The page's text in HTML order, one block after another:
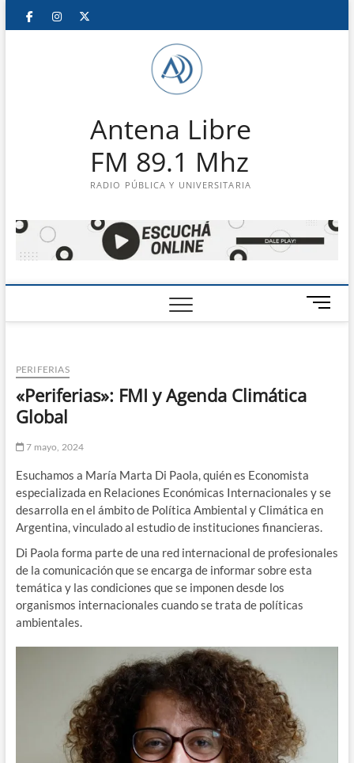
Saltar
FacebookInstagram
Antena Libre
FM 89.1 Mhz
RADIO PÚBLICA Y UNIVERSITARIA
B
o
PERIFERIAS
«Periferias»: FMI y Agenda Climática
Global
7 mayo, 2024
Esuchamos a María Marta Di Paola, quién es Economista
especializada en Relaciones Económicas Internacionales y se
desarrolla en el ámbito de Política Ambiental y Climática en
Argentina, vinculado al estudio de instituciones financieras.
Di Paola forma parte de una red internacional de profesionales
de la comunicación que se encarga de informar sobre esta
temática y las condiciones que se imponen desde los
organismos internacionales cuando se trata de políticas
ambientales.